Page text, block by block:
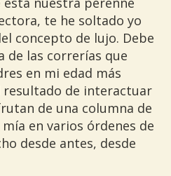
te he soltado yo
concepto de lujo. Debe
de las correrías que
en mi edad más
resultado de interactuar
de una columna de
en varios órdenes de
desde antes, desde